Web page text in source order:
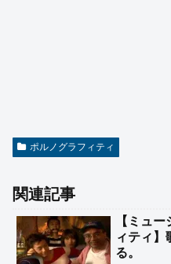
ポルノグラフィティ
関連記事
【ミュ
ィティ】
る。